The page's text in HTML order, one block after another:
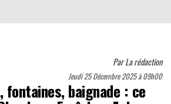
ParLa rédaction
Jeudi 25 Décembre 2025 à 09h00
fontaines, baignade : ce